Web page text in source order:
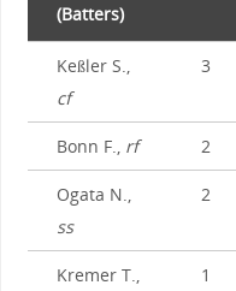
(Batters)
Keßler S.,
cf
3
Bonn F., rf 2
Ogata N.,
ss
2
Kremer T.,
1